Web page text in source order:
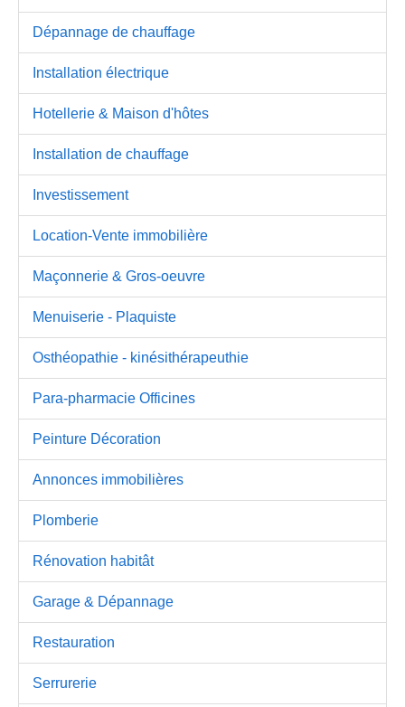
Dépannage de chauffage
Installation électrique
Hotellerie & Maison d'hôtes
Installation de chauffage
Investissement
Location-Vente immobilière
Maçonnerie & Gros-oeuvre
Menuiserie - Plaquiste
Osthéopathie - kinésithérapeuthie
Para-pharmacie Officines
Peinture Décoration
Annonces immobilières
Plomberie
Rénovation habitât
Garage & Dépannage
Restauration
Serrurerie